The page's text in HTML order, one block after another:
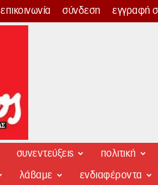
επικοινωνία σύνδεση εγγραφή
συνεντεύξεις πολιτική
λάβαμε ενδιαφέροντα